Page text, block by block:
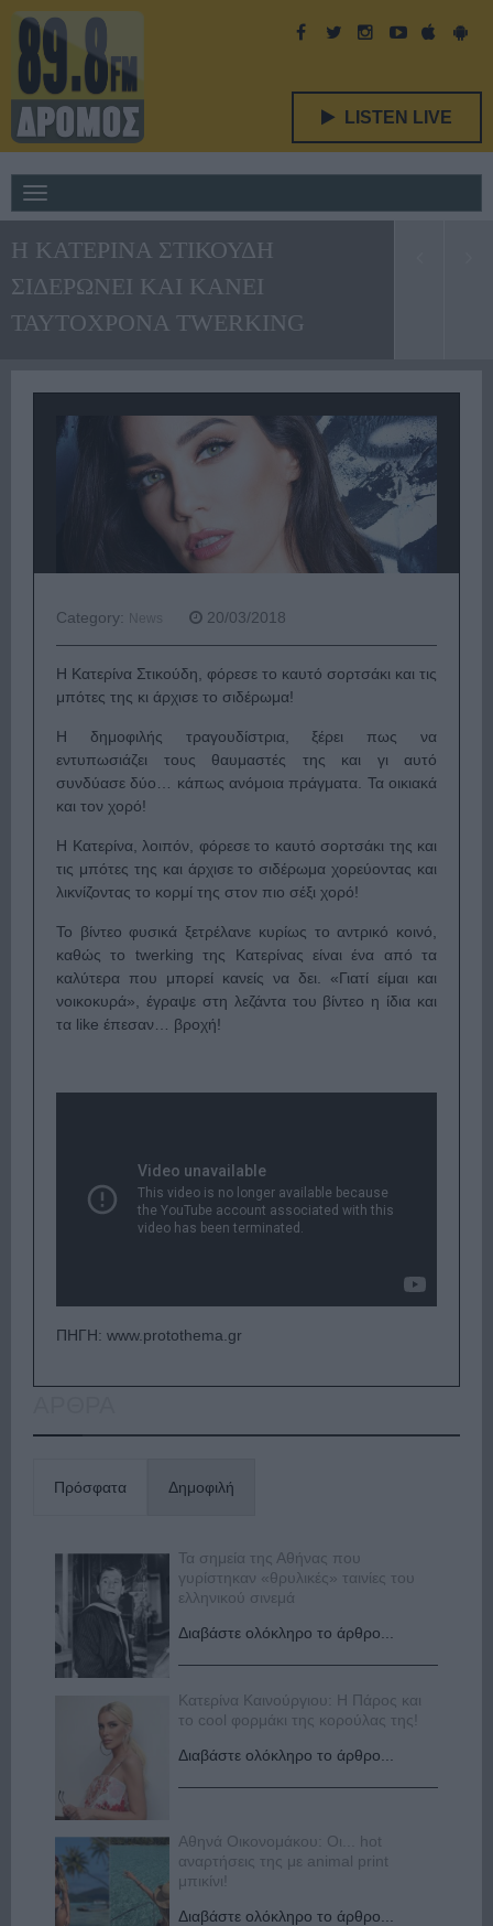
LISTEN LIVE
navigation
Η ΚΑΤΕΡΙΝΑ ΣΤΙΚΟΥΔΗ
ΣΙΔΕΡΩΝΕΙ ΚΑΙ ΚΑΝΕΙ
ΤΑΥΤΟΧΡΟΝΑ TWERKING
Category: News 20/03/2018
H Κατερίνα Στικούδη, φόρεσε το καυτό σορτσάκι και τις
μπότες της κι άρχισε το σιδέρωμα!
Η δημοφιλής τραγουδίστρια, ξέρει πως να
εντυπωσιάζει τους θαυμαστές της και γι αυτό
συνδύασε δύο… κάπως ανόμοια πράγματα. Τα οικιακά
και τον χορό!
Η Κατερίνα, λοιπόν, φόρεσε το καυτό σορτσάκι της και
τις μπότες της και άρχισε το σιδέρωμα χορεύοντας και
λικνίζοντας το κορμί της στον πιο σέξι χορό!
Το βίντεο φυσικά ξετρέλανε κυρίως το αντρικό κοινό,
καθώς το twerking της Κατερίνας είναι ένα από τα
καλύτερα που μπορεί κανείς να δει. «Γιατί είμαι και
νοικοκυρά», έγραψε στη λεζάντα του βίντεο η ίδια και
τα like έπεσαν… βροχή!
ΠΗΓΗ: www.protothema.gr
Πρόσφατα Δημοφιλή
Τα σημεία της Αθήνας που
γυρίστηκαν «θρυλικές» ταινίες του
ελληνικού σινεμά
Διαβάστε ολόκληρο το άρθρο...
Κατερίνα Καινούργιου: Η Πάρος και
το cool φορμάκι της κορούλας της!
Διαβάστε ολόκληρο το άρθρο...
Αθηνά Οικονομάκου: Οι... hot
αναρτήσεις της με animal print
μπικίνι!
Διαβάστε ολόκληρο το άρθρο...